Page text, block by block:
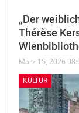
„Der
Thérèse
März 15, 2026
KULTUR